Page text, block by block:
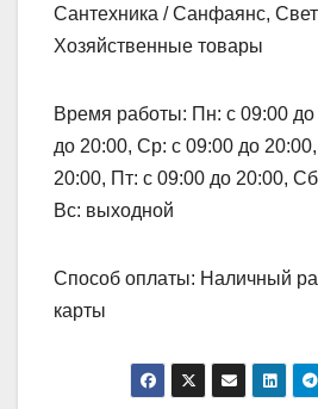
Сантехника / Санфаянс,
Хозяйственные товары
Время работы: Пн: с 09:00 до
до 20:00, Ср: с 09:00 до
20:00, Пт: с 09:00 до 20:00,
Вс: выходной
Способ оплаты: Наличный
карты